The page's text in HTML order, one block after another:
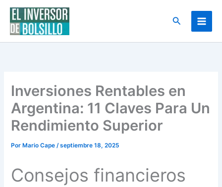
contenido
Buscar
Inversiones Rentables en
Argentina: 11 Claves Para Un
Rendimiento Superior
Por Mario Cape/septiembre 18, 2025
Consejos financieros